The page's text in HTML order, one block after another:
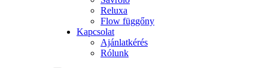
Reluxa
Flow függőny
Kapcsolat
Ajánlatkérés
Rólunk